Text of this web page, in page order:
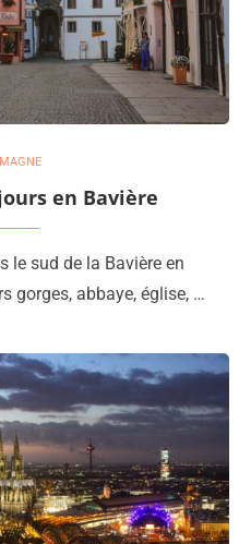
en Bavière
le sud de la Bavière en
gorges, abbaye, église, …